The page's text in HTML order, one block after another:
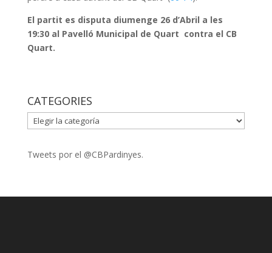
El partit es disputa diumenge 26 d’Abril a les
19:30 al Pavelló Municipal de Quart contra el CB
Quart.
CATEGORIES
CATEGORIES
Tweets por el @CBPardinyes.